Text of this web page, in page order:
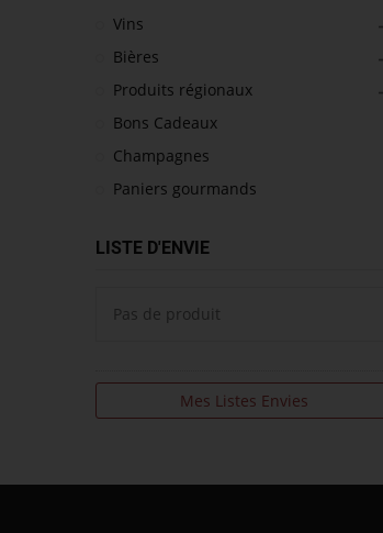
Vins
Bières
Produits régionaux
Bons Cadeaux
Champagnes
Paniers gourmands
LISTE D'ENVIE
Pas de produit
Mes Listes Envies